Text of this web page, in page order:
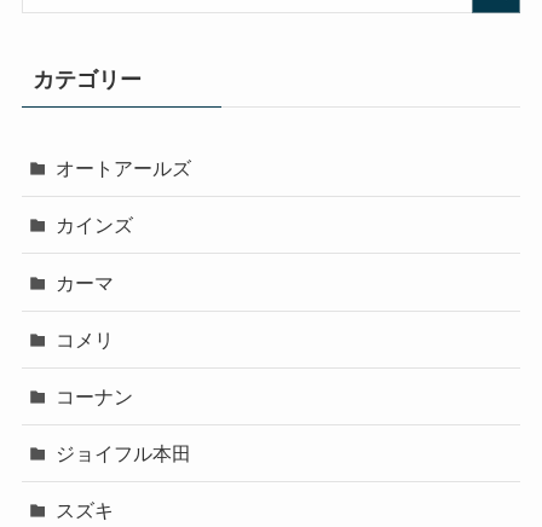
カテゴリー
オートアールズ
カインズ
カーマ
コメリ
コーナン
ジョイフル本田
スズキ